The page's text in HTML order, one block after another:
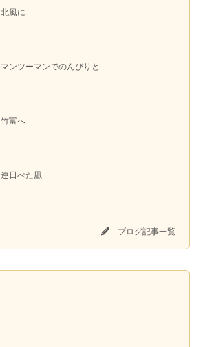
北風に
マンツーマンでのんびりと
竹富へ
連日べた凪
ブログ記事一覧